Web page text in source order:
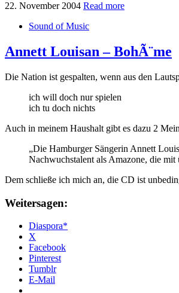
22. November 2004 Read more
Sound of Music
Annett Louisan – BohÃ¨me
Die Nation ist gespalten, wenn aus den
ich will doch nur spielen
ich tu doch nichts
Auch in meinem Haushalt gibt es dazu 2
„Die Hamburger Sängerin Annett
Nachwuchstalent als Amazone, die
Dem schließe ich mich an, die CD ist
Weitersagen:
Diaspora*
X
Facebook
Pinterest
Tumblr
E-Mail